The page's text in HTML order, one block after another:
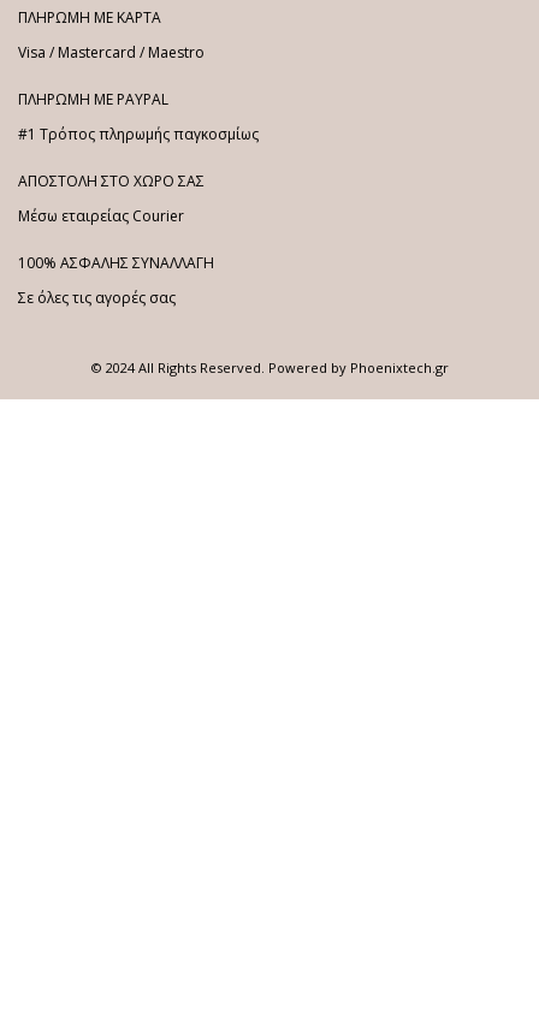
ΠΛΗΡΩΜΗ ΜΕ ΚΑΡΤΑ
Visa / Mastercard / Maestro
ΠΛΗΡΩΜΗ ΜΕ PAYPAL
#1 Τρόπος πληρωμής παγκοσμίως
ΑΠΟΣΤΟΛΗ ΣΤΟ ΧΩΡΟ ΣΑΣ
Μέσω εταιρείας Courier
100% ΑΣΦΑΛΗΣ ΣΥΝΑΛΛΑΓΗ
Σε όλες τις αγορές σας
© 2024 All Rights Reserved. Powered by Phoenixtech.gr